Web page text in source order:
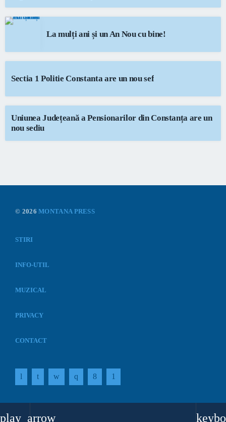
play_arrow
La mulți ani și un An Nou cu bine!
Sectia 1 Politie Constanta are un nou sef
Uniunea Județeană a Pensionarilor din Constanța are un
nou sediu
© 2026MONTANA PRESS
STIRI
INFO-UTIL
MUZICAL
PRIVACY
CONTACT